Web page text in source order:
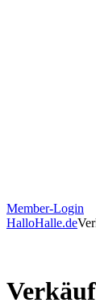
Member-Login
HalloHalle.de